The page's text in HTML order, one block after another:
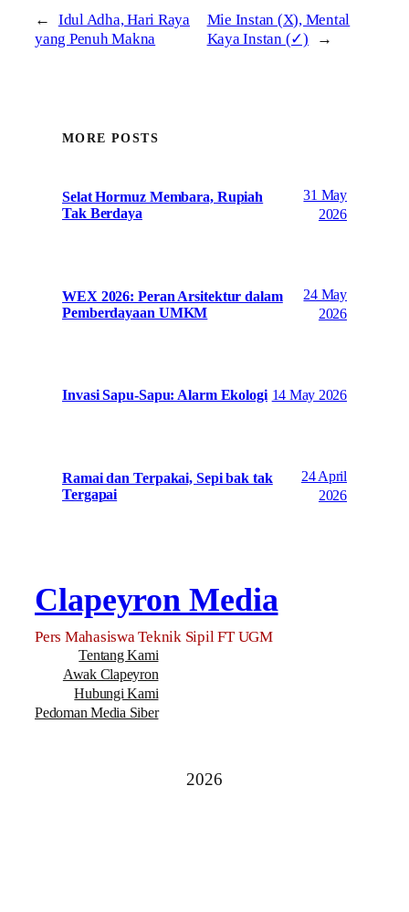
←
Idul Adha, Hari Raya
yang Penuh Makna
Mie Instan (X), Mental
Kaya Instan (✓)
→
MORE POSTS
Selat Hormuz Membara, Rupiah
Tak Berdaya
31 May
2026
WEX 2026: Peran Arsitektur dalam
Pemberdayaan UMKM
24 May
2026
Invasi Sapu-Sapu: Alarm Ekologi 14 May 2026
Ramai dan Terpakai, Sepi bak tak
Tergapai
24 April
2026
Clapeyron Media
Pers Mahasiswa Teknik Sipil FT UGM
Tentang Kami
Awak Clapeyron
Hubungi Kami
Pedoman Media Siber
2026